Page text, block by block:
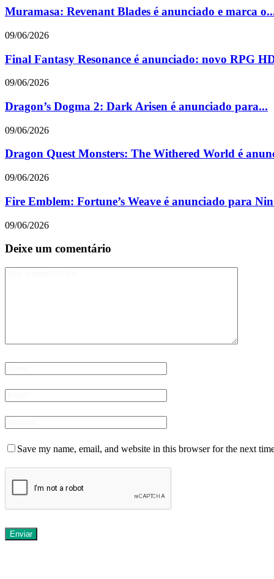
Muramasa: Revenant Blades é anunciado e marca
09/06/2026
Final Fantasy Resonance é anunciado: novo RPG
09/06/2026
Dragon’s Dogma 2: Dark Arisen é anunciado para...
09/06/2026
Dragon Quest Monsters: The Withered World é
09/06/2026
Fire Emblem: Fortune’s Weave é anunciado para
09/06/2026
Deixe um comentário
Save my name, email, and website in this browser for the next